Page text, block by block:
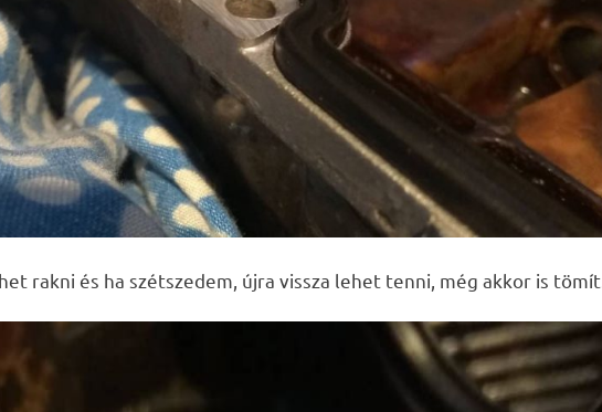
rakni és ha szétszedem, újra vissza lehet tenni, még akkor is tömít.